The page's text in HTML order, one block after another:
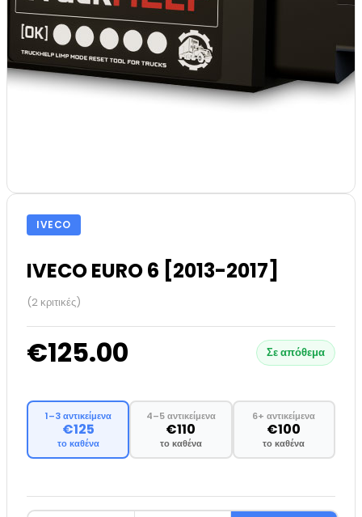
IVECO
IVECO EURO 6 [2013-2017]
(2 κριτικές)
€125.00 Σε απόθεμα
1–3 αντικείμενα
€125
το καθένα
4–5 αντικείμενα
€110
το καθένα
6+ αντικείμενα
€100
το καθένα